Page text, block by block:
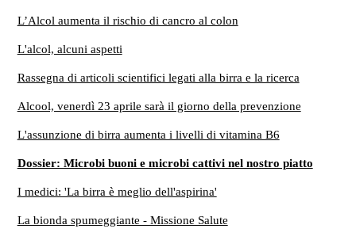
L’Alcol aumenta il rischio di cancro al colon
L'alcol, alcuni aspetti
Rassegna di articoli scientifici legati alla birra e la ricerca
Alcool, venerdì 23 aprile sarà il giorno della prevenzione
L'assunzione di birra aumenta i livelli di vitamina B6
Dossier: Microbi buoni e microbi cattivi nel nostro piatto
I medici: 'La birra è meglio dell'aspirina'
La bionda spumeggiante - Missione Salute